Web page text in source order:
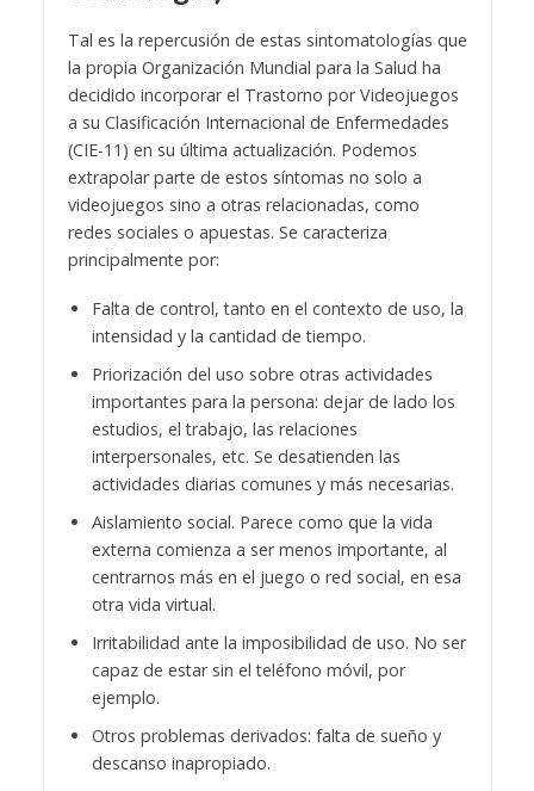
Tal es la repercusión de estas sintomatologías que
la propia Organización Mundial para la Salud ha
decidido incorporar el Trastorno por Videojuegos
a su Clasificación Internacional de Enfermedades
(CIE-11) en su última actualización. Podemos
extrapolar parte de estos síntomas no solo a
videojuegos sino a otras relacionadas, como
redes sociales o apuestas. Se caracteriza
principalmente por:
Falta de control, tanto en el contexto de uso, la
intensidad y la cantidad de tiempo.
Priorización del uso sobre otras actividades
importantes para la persona: dejar de lado los
estudios, el trabajo, las relaciones
interpersonales, etc. Se desatienden las
actividades diarias comunes y más necesarias.
Aislamiento social. Parece como que la vida
externa comienza a ser menos importante, al
centrarnos más en el juego o red social, en esa
otra vida virtual.
Irritabilidad ante la imposibilidad de uso. No ser
capaz de estar sin el teléfono móvil, por
ejemplo.
Otros problemas derivados: falta de sueño y
descanso inapropiado.